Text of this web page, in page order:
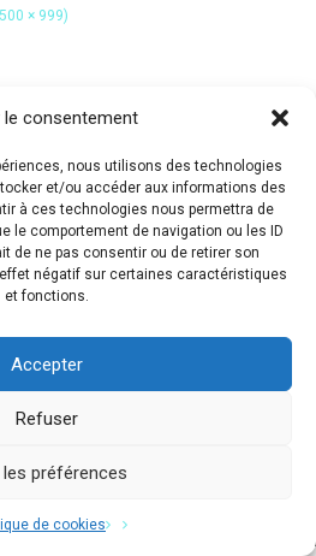
le consentement
nous utilisons des technologies
et/ou accéder aux informations des
à ces technologies nous permettra de
le comportement de navigation ou les ID
de ne pas consentir ou de retirer son
négatif sur certaines caractéristiques
et fonctions.
Accepter
Refuser
préférences
de cookies
× 999)
Da Costa. All Rights Reserved.